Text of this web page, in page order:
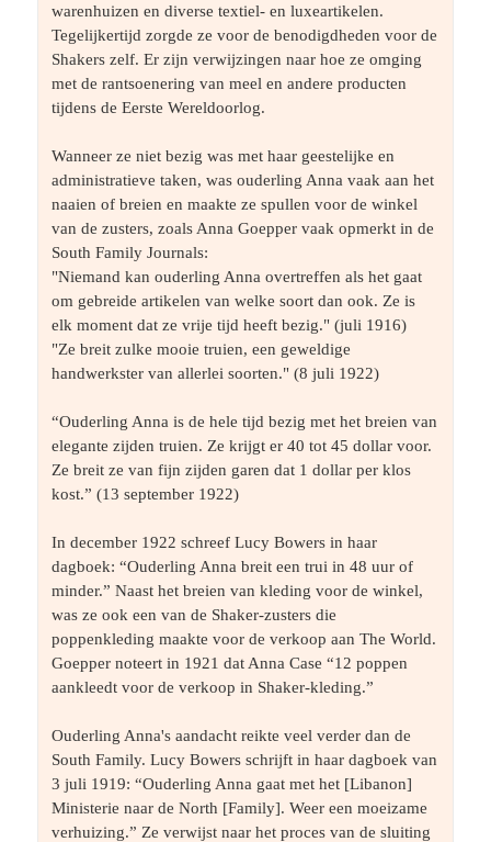
warenhuizen en diverse textiel- en luxeartikelen.
Tegelijkertijd zorgde ze voor de benodigdheden voor de
Shakers zelf. Er zijn verwijzingen naar hoe ze omging
met de rantsoenering van meel en andere producten
tijdens de Eerste Wereldoorlog.
Wanneer ze niet bezig was met haar geestelijke en
administratieve taken, was ouderling Anna vaak aan het
naaien of breien en maakte ze spullen voor de winkel
van de zusters, zoals Anna Goepper vaak opmerkt in de
South Family Journals:
"Niemand kan ouderling Anna overtreffen als het gaat
om gebreide artikelen van welke soort dan ook. Ze is
elk moment dat ze vrije tijd heeft bezig." (juli 1916)
"Ze breit zulke mooie truien, een geweldige
handwerkster van allerlei soorten." (8 juli 1922)
“Ouderling Anna is de hele tijd bezig met het breien van
elegante zijden truien. Ze krijgt er 40 tot 45 dollar voor.
Ze breit ze van fijn zijden garen dat 1 dollar per klos
kost.” (13 september 1922)
In december 1922 schreef Lucy Bowers in haar
dagboek: “Ouderling Anna breit een trui in 48 uur of
minder.” Naast het breien van kleding voor de winkel,
was ze ook een van de Shaker-zusters die
poppenkleding maakte voor de verkoop aan The World.
Goepper noteert in 1921 dat Anna Case “12 poppen
aankleedt voor de verkoop in Shaker-kleding.”
Ouderling Anna's aandacht reikte veel verder dan de
South Family. Lucy Bowers schrijft in haar dagboek van
3 juli 1919: “Ouderling Anna gaat met het [Libanon]
Ministerie naar de North [Family]. Weer een moeizame
verhuizing.” Ze verwijst naar het proces van de sluiting